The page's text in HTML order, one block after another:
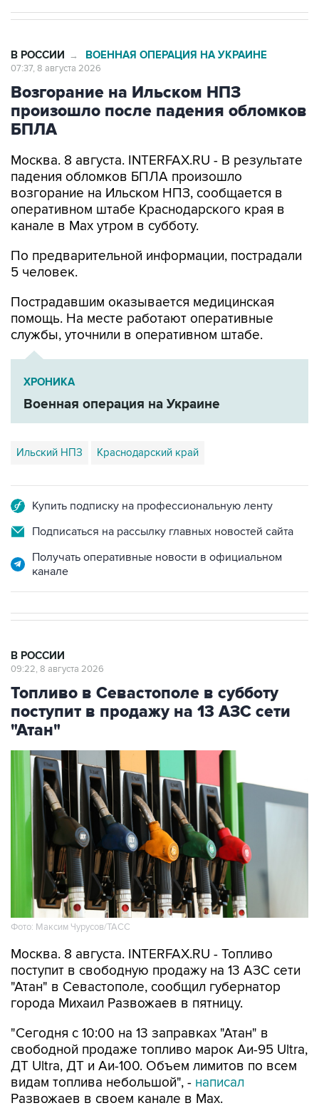
В РОССИИ → ВОЕННАЯ ОПЕРАЦИЯ НА УКРАИНЕ
07:37, 8 августа 2026
Возгорание на Ильском НПЗ
произошло после падения обломков
БПЛА
Москва. 8 августа. INTERFAX.RU - В результате
падения обломков БПЛА произошло
возгорание на Ильском НПЗ, сообщается в
оперативном штабе Краснодарского края в
канале в Max утром в субботу.
По предварительной информации, пострадали
5 человек.
Пострадавшим оказывается медицинская
помощь. На месте работают оперативные
службы, уточнили в оперативном штабе.
ХРОНИКА
Военная операция на Украине
Ильский НПЗ Краснодарский край
Купить подписку на профессиональную ленту
Подписаться на рассылку главных новостей сайта
Получать оперативные новости в официальном
канале
В РОССИИ
09:22, 8 августа 2026
Топливо в Севастополе в субботу
поступит в продажу на 13 АЗС сети
"Атан"
Фото: Максим Чурусов/ТАСС
Москва. 8 августа. INTERFAX.RU - Топливо
поступит в свободную продажу на 13 АЗС сети
"Атан" в Севастополе, сообщил губернатор
города Михаил Развожаев в пятницу.
"Сегодня с 10:00 на 13 заправках "Атан" в
свободной продаже топливо марок Аи-95 Ultra,
ДТ Ultra, ДТ и Аи-100. Объем лимитов по всем
видам топлива небольшой", - написал
Развожаев в своем канале в Max.